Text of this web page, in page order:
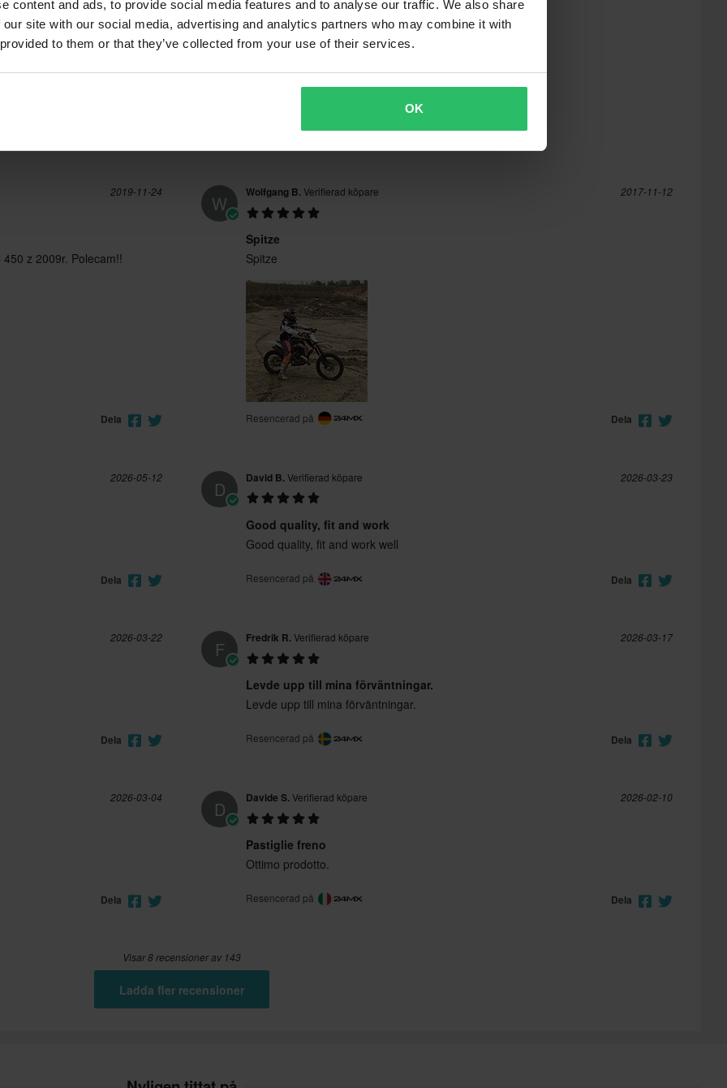
content and ads, to provide social media features and to analyse our traffic. We also share
site with our social media, advertising and analytics partners who may combine it with
to them or that they’ve collected from your use of their services.
OK
2019-11-24
z 2009r. Polecam!!
Dela
W Wolfgang B.Verifierad köpare 2017-11-12
Spitze
Spitze
Resencerad på Dela
2026-05-12
Dela
D David B.Verifierad köpare 2026-03-23
Good quality, fit and work
Good quality, fit and work well
Resencerad på Dela
2026-03-22
Dela
F Fredrik R.Verifierad köpare 2026-03-17
Levde upp till mina förväntningar.
Levde upp till mina förväntningar.
Resencerad på Dela
2026-03-04
Dela
D Davide S.Verifierad köpare 2026-02-10
Pastiglie freno
Ottimo prodotto.
Resencerad på Dela
Visar 8 recensioner av 143
Ladda fler recensioner